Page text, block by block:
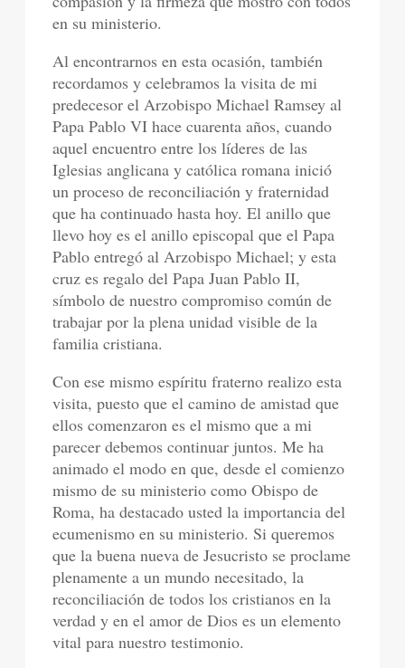
en su ministerio.
Al encontrarnos en esta ocasión, también
recordamos y celebramos la visita de mi
predecesor el Arzobispo Michael Ramsey al
Papa Pablo VI hace cuarenta años, cuando
aquel encuentro entre los líderes de las
Iglesias anglicana y católica romana inició
un proceso de reconciliación y fraternidad
que ha continuado hasta hoy. El anillo que
llevo hoy es el anillo episcopal que el Papa
Pablo entregó al Arzobispo Michael; y esta
cruz es regalo del Papa Juan Pablo II,
símbolo de nuestro compromiso común de
trabajar por la plena unidad visible de la
familia cristiana.
Con ese mismo espíritu fraterno realizo esta
visita, puesto que el camino de amistad que
ellos comenzaron es el mismo que a mi
parecer debemos continuar juntos. Me ha
animado el modo en que, desde el comienzo
mismo de su ministerio como Obispo de
Roma, ha destacado usted la importancia del
ecumenismo en su ministerio. Si queremos
que la buena nueva de Jesucristo se proclame
plenamente a un mundo necesitado, la
reconciliación de todos los cristianos en la
verdad y en el amor de Dios es un elemento
vital para nuestro testimonio.